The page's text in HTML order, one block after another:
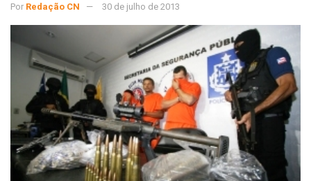
Por Redação CN 30 de julho de 2013